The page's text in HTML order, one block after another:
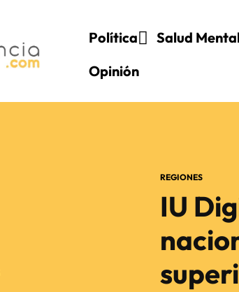
Política Salud
Opinión
REGIONES
IU